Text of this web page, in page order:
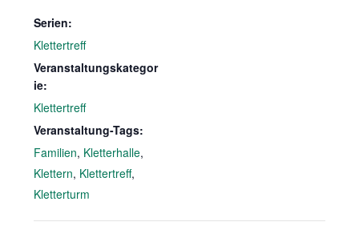
Serien:
Klettertreff
Veranstaltungskategor
ie:
Klettertreff
Veranstaltung-Tags:
Familien, Kletterhalle,
Klettern, Klettertreff,
Kletterturm